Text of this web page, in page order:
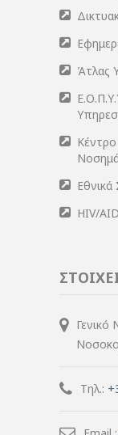
Άτλας
Εθνικά
HIV/
Γενικό
Τηλ.: